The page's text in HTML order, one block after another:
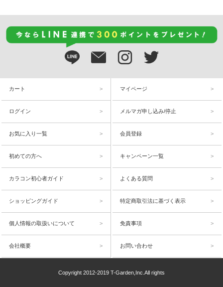
カート マイページ
ログイン メルマガ申し込み/停止
お気に入り一覧 会員登録
初めての方へ キャンペーン一覧
カラコン初心者ガイド よくある質問
ショッピングガイド 特定商取引法に基づく表示
個人情報の取扱いについて 免責事項
会社概要 お問い合わせ
Copyright 2012-2019 T-Garden,Inc.All rights